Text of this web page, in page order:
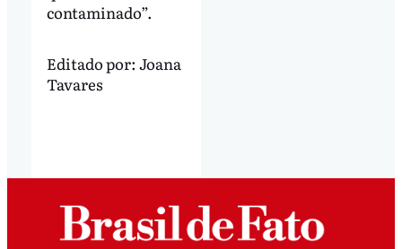
contaminado”.
Editado por: Joana
Tavares